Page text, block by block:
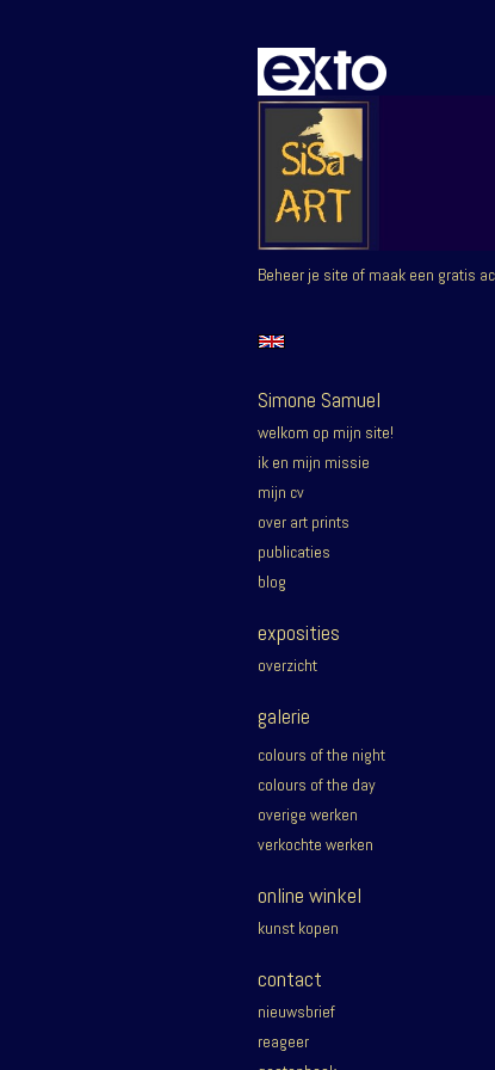
Beheer je site of maak een gratis
Simone Samuel
welkom op mijn site!
ik en mijn missie
mijn cv
over art prints
publicaties
blog
exposities
overzicht
galerie
colours of the night
colours of the day
overige werken
verkochte werken
online winkel
kunst kopen
contact
nieuwsbrief
reageer